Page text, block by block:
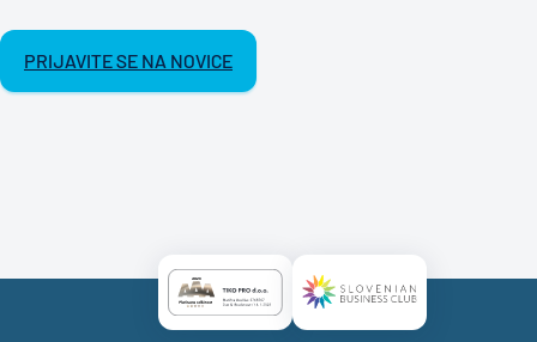
PRIJAVITE SE NA NOVICE
Certificate AAA LogoCertificate SBC Logo